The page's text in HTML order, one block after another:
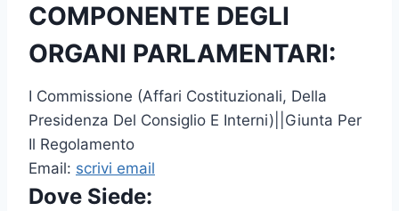
COMPONENTE DEGLI
ORGANI PARLAMENTARI:
I Commissione (Affari Costituzionali, Della
Presidenza Del Consiglio E Interni)||Giunta Per
Il Regolamento
Email: scrivi email
Dove Siede: